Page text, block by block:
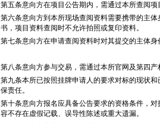
第五条意向方在项目公告期内，需通过本所查阅
第六条意向方到本所现场查阅资料需要携带的主
书，项目资料查阅时不允许拍照或复印资料。
第七条意向方在申请查阅资料时对其提交的主体
第八条意向方参与交易，需通过本所官网及第四
第九条本所已按照挂牌申请人的要求对标的现状
保责任。
第十条意向方报名应具备公告要求的资格条件，
容不存在虚假记载、误导性陈述或重大遗漏。